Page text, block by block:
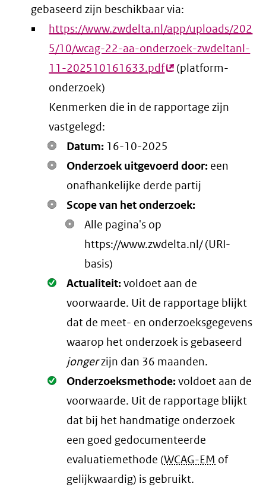
gebaseerd zijn beschikbaar via:
https://www.zwdelta.nl/app/uploads/202
5/10/wcag-22-aa-onderzoek-zwdeltanl-
11-202510161633.pdf(externe
(platform-
onderzoek)
Kenmerken die in de rapportage zijn
vastgelegd:
Datum: 16-10-2025
Onderzoek uitgevoerd door: een
onafhankelijke derde partij
Scope van het onderzoek:
Alle pagina's op
https://www.zwdelta.nl/ (URI-
basis)
Oké.
Actualiteit:voldoet aan de
voorwaarde. Uit de rapportage blijkt
dat de meet- en onderzoeksgegevens
waarop het onderzoek is gebaseerd
jongerzijn dan 36 maanden.
Oké.
Onderzoeksmethode:voldoet aan de
voorwaarde. Uit de rapportage blijkt
dat bij het handmatige onderzoek
een goed gedocumenteerde
evaluatiemethode (WCAG-EM of
gelijkwaardig) is gebruikt.